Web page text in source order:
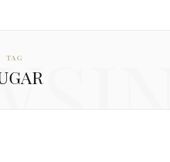
TAG